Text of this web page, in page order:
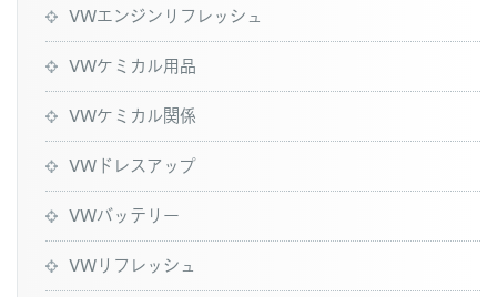
VWエンジンリフレッシュ
VWケミカル用品
VWケミカル関係
VWドレスアップ
VWバッテリー
VWリフレッシュ